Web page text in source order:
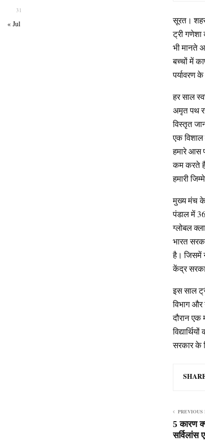
सूरत। शहर
ट्री
भी मानते
बच्चों में
पर्यावरण
हर साल
अमृत पथ
विस्तृत
एक विशाल
हमारे आस
कम करते
हमारी
मुख्य मंच के
पंडाल में
ग्लोबल
भारत
है। जिसमें
केंद्र
इस साल
विभाग
दौरान एक
सरकार के
PREVIOUS
5 कारण
सर्विलांस
31
« Jul